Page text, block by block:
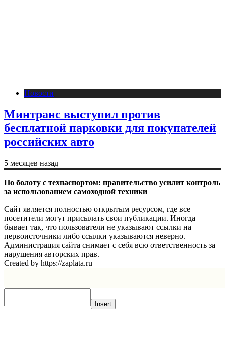
Новости
Минтранс выступил против
бесплатной парковки для покупателей
российских авто
5 месяцев назад
По болоту с техпаспортом: правительство усилит контроль
за использованием самоходной техники
Сайт является полностью открытым ресурсом, где все
посетители могут присылать свои публикации. Иногда
бывает так, что пользователи не указывают ссылки на
первоисточники либо ссылки указываются неверно.
Администрация сайта снимает с себя всю ответственность за
нарушения авторских прав.
Created by https://zaplata.ru
Insert